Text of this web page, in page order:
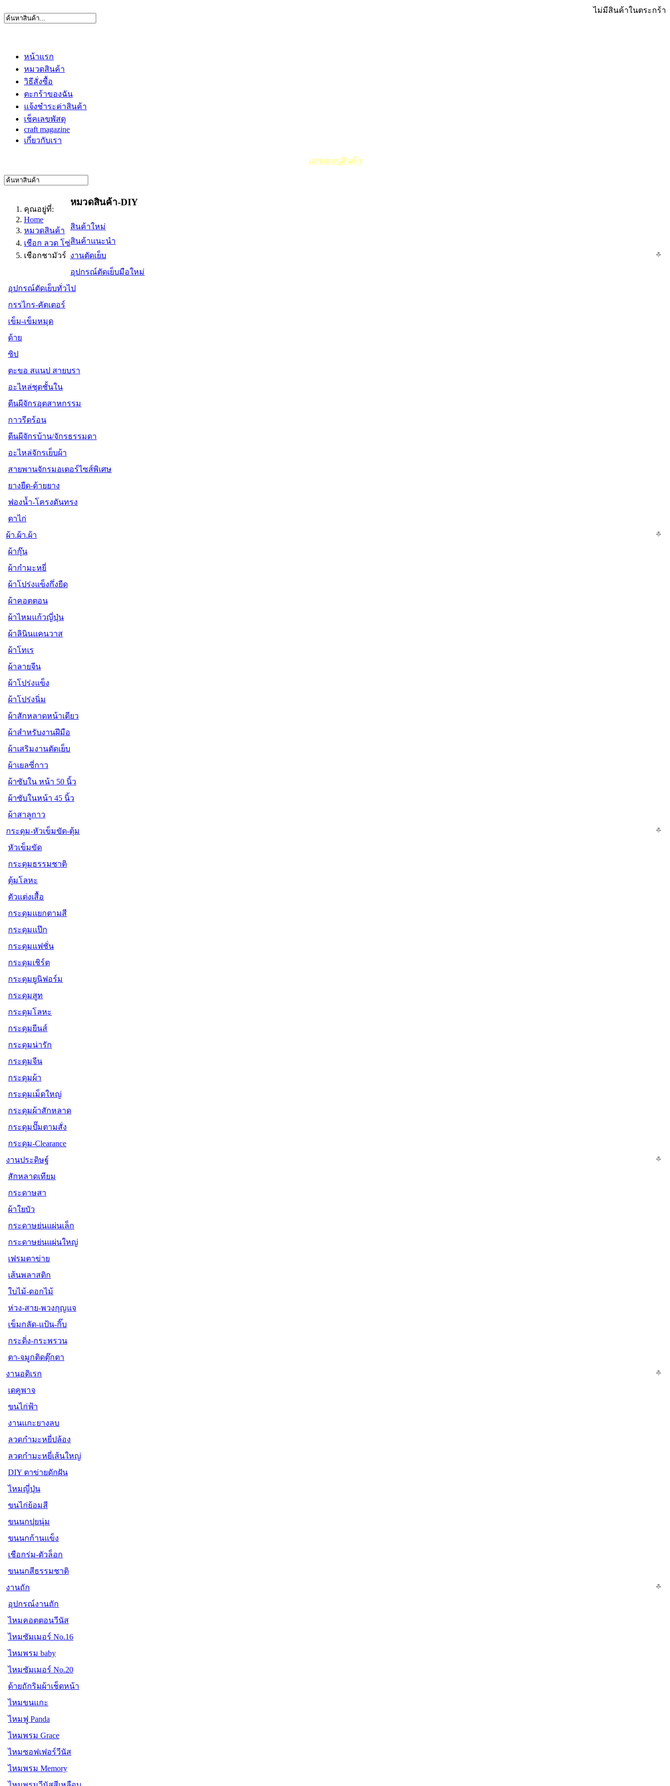
ไม่มีสินค้าในตระกร้า
หน้าแรก
หมวดสินค้า
วิธีสั่งซื้อ
ตะกร้าของฉัน
แจ้งชำระค่าสินค้า
เช็คเลขพัสดุ
craft magazine
เกี่ยวกับเรา
แสดงเมนูสินค้า
คุณอยู่ที่:
Home
หมวดสินค้า
เชือก ลวด โซ่
เชือกชามัวร์
หมวดสินค้า-DIY
สินค้าใหม่
สินค้าแนะนำ
งานตัดเย็บ
อุปกรณ์ตัดเย็บมือใหม่
อุปกรณ์ตัดเย็บทั่วไป
กรรไกร-คัตเตอร์
เข็ม-เข็มหมุด
ด้าย
ซิป
ตะขอ สแนป สายบรา
อะไหล่ชุดชั้นใน
ตีนผีจักรอุตสาหกรรม
กาวรีดร้อน
ตีนผีจักรบ้าน/จักรธรรมดา
อะไหล่จักรเย็บผ้า
สายพานจักรมอเตอร์ไซส์พิเศษ
ยางยืด-ด้ายยาง
ฟองน้ำ-โครงดันทรง
ตาไก่
ผ้า.ผ้า.ผ้า
ผ้ากุ๊น
ผ้ากำมะหยี่
ผ้าโปร่งแข็งกึ่งยืด
ผ้าคอตตอน
ผ้าไหมแก้วญี่ปุ่น
ผ้าลินินแคนวาส
ผ้าโทเร
ผ้าลายจีน
ผ้าโปร่งแข็ง
ผ้าโปร่งนิ่ม
ผ้าสักหลาดหน้าเดียว
ผ้าสำหรับงานฝีมือ
ผ้าเสริมงานตัดเย็บ
ผ้าเยลซี่กาว
ผ้าซับใน หน้า 50 นิ้ว
ผ้าซับในหน้า 45 นิ้ว
ผ้าสาลูกาว
กระดุม-หัวเข็มขัด-ตุ้ม
หัวเข็มขัด
กระดุมธรรมชาติ
ตุ้มโลหะ
ตัวแต่งเสื้อ
กระดุมแยกตามสี
กระดุมแป๊ก
กระดุมแฟชั่น
กระดุมเชิร์ต
กระดุมยูนิฟอร์ม
กระดุมสูท
กระดุมโลหะ
กระดุมยีนส์
กระดุมน่ารัก
กระดุมจีน
กระดุมผ้า
กระดุมเม็ดใหญ่
กระดุมผ้าสักหลาด
กระดุมปั๊มตามสั่ง
กระดุม-Clearance
งานประดิษฐ์
สักหลาดเทียม
กระดาษสา
ผ้าใยบัว
กระดาษย่นแผ่นเล็ก
กระดาษย่นแผ่นใหญ่
เฟรมตาข่าย
เส้นพลาสติก
ใบไม้-ดอกไม้
ห่วง-สาย-พวงกุญแจ
เข็มกลัด-แป้น-กิ๊บ
กระดิ่ง-กระพรวน
ตา-จมูกติดตุ๊กตา
งานอดิเรก
เดคูพาจ
ขนไก่ฟ้า
งานแกะยางลบ
ลวดกำมะหยี่ปล้อง
ลวดกำมะหยี่เส้นใหญ่
DIY ตาข่ายดักฝัน
ไหมญี่ปุ่น
ขนไก่ย้อมสี
ขนนกปุยนุ่ม
ขนนกก้านแข็ง
เชือกร่ม-ตัวล็อก
ขนนกสีธรรมชาติ
งานถัก
อุปกรณ์งานถัก
ไหมคอตตอนวีนัส
ไหมซัมเมอร์ No.16
ไหมพรม baby
ไหมซัมเมอร์ No.20
ด้ายถักริมผ้าเช็ดหน้า
ไหมขนแกะ
ไหมฟู Panda
ไหมพรม Grace
ไหมซอฟเฟอร์วีนัส
ไหมพรม Memory